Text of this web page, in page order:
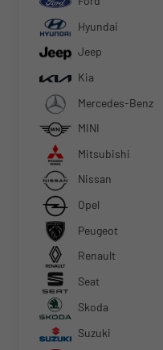
Hyundai
Jeep
Kia
Mercedes-Benz
MINI
Mitsubishi
Nissan
Opel
Peugeot
Renault
Seat
Skoda
Suzuki